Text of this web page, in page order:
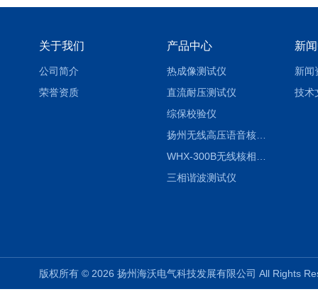
关于我们
公司简介
荣誉资质
产品中心
热成像测试仪
直流耐压测试仪
综保校验仪
扬州无线高压语音核相仪
三相谐波测试仪
新
新闻
技术
版权所有 © 2026 扬州海沃电气科技发展有限公司 All